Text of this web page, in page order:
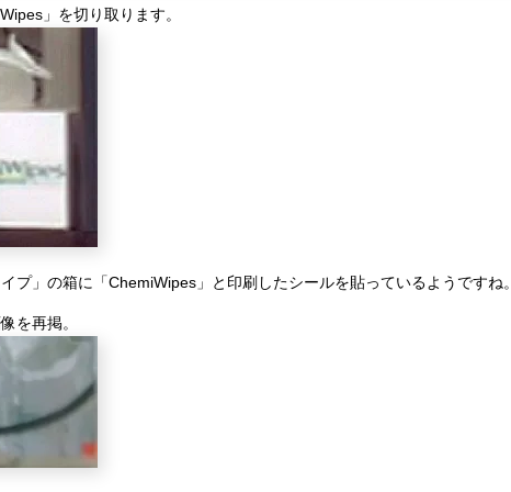
」を切り取ります。
プ」の箱に「ChemiWipes」と印刷したシールを貼っているようですね。
を再掲。